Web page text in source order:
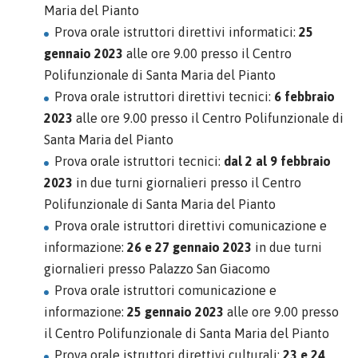
Maria del Pianto
Prova orale istruttori direttivi informatici: 25
gennaio 2023 alle ore 9.00 presso il Centro
Polifunzionale di Santa Maria del Pianto
Prova orale istruttori direttivi tecnici: 6 febbraio
2023 alle ore 9.00 presso il Centro Polifunzionale di
Santa Maria del Pianto
Prova orale istruttori tecnici: dal 2 al 9 febbraio
2023 in due turni giornalieri presso il Centro
Polifunzionale di Santa Maria del Pianto
Prova orale istruttori direttivi comunicazione e
informazione: 26 e 27 gennaio 2023 in due turni
giornalieri presso Palazzo San Giacomo
Prova orale istruttori comunicazione e
informazione: 25 gennaio 2023 alle ore 9.00 presso
il Centro Polifunzionale di Santa Maria del Pianto
Prova orale istruttori direttivi culturali: 23 e 24